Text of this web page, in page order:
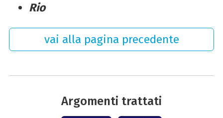
Rio
vai alla pagina precedente
Argomenti trattati